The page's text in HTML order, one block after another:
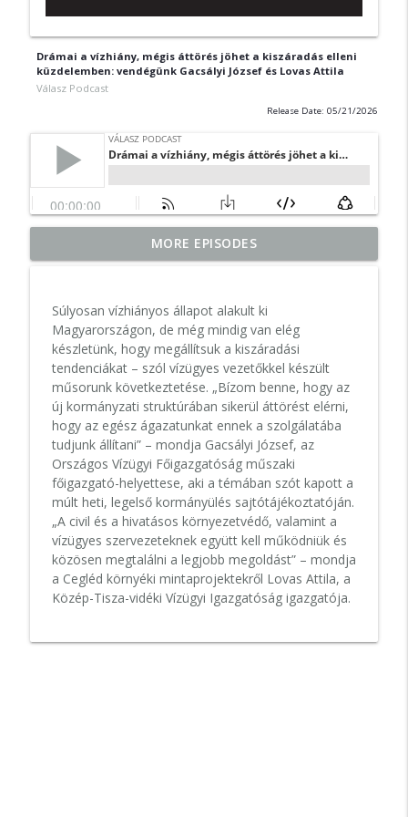
Drámai a vízhiány, mégis áttörés jöhet a kiszáradás elleni
küzdelemben: vendégünk Gacsályi József és Lovas Attila
Válasz Podcast
Release Date: 05/21/2026
Nincs tökéletes választási rendszer – de
lehet végre közös
info_outline
Szijjártó Péter és a kínaiak: magyar
érdek vagy nemzetbiztonsági kockázat?
Válasz Podcast
Vitézy Dávid-interjú: Rejtett
minisztériumi feljegyzések kerültek elő
– Lázárék így döntöttek milliárdokról?
Válasz Podcast
Az új Odüsszeia azt üzeni, hogy vége a
nyugati civilizációnak – Karsai György
Homérosz és Nolan műveiről
Válasz Podcast
Most derült ki először, hogy a politikai
gravitáció a Tiszára is hat
info_outline
MORE EPISODES
Súlyosan vízhiányos állapot alakult ki
Magyarországon, de még mindig van elég
készletünk, hogy megállítsuk a kiszáradási
tendenciákat – szól vízügyes vezetőkkel készült
műsorunk következtetése. „Bízom benne, hogy az
új kormányzati struktúrában sikerül áttörést elérni,
hogy az egész ágazatunkat ennek a szolgálatába
tudjunk állítani” – mondja Gacsályi József, az
Országos Vízügyi Főigazgatóság műszaki
főigazgató-helyettese, aki a témában szót kapott a
múlt heti, legelső kormányülés sajtótájékoztatóján.
„A civil és a hivatásos környezetvédő, valamint a
vízügyes szervezeteknek együtt kell működniük és
közösen megtalálni a legjobb megoldást” – mondja
a Cegléd környéki mintaprojektekről Lovas Attila, a
Közép-Tisza-vidéki Vízügyi Igazgatóság igazgatója.